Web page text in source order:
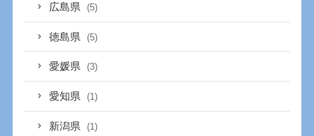
広島県 (5)
徳島県 (5)
愛媛県 (3)
愛知県 (1)
新潟県 (1)